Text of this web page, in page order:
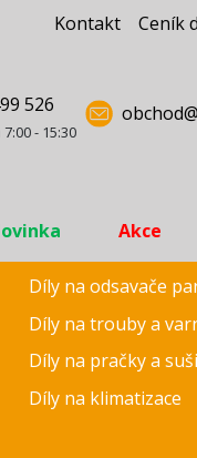
Kontakt Ceník
526
7:00 - 15:30
Akce
Díly na odsavače
Díly na trouby a
Díly na pračky a
Díly na klimatizace